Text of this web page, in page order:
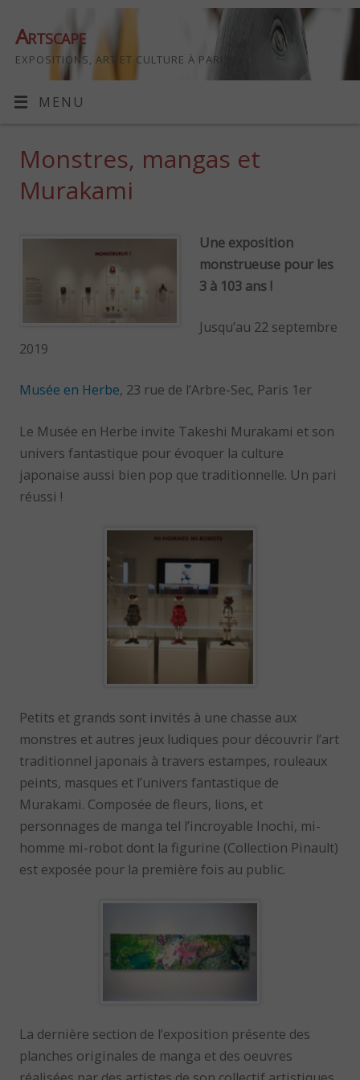
Artscape
EXPOSITIONS, ART ET CULTURE À PARIS
MENU
Monstres, mangas et
Murakami
Une exposition
monstrueuse pour les
3 à 103 ans !
Jusqu’au 22 septembre
2019
Musée en Herbe, 23 rue de l’Arbre-Sec, Paris 1er
Le Musée en Herbe invite Takeshi Murakami et son
univers fantastique pour évoquer la culture
japonaise aussi bien pop que traditionnelle. Un pari
réussi !
Petits et grands sont invités à une chasse aux
monstres et autres jeux ludiques pour découvrir l’art
traditionnel japonais à travers estampes, rouleaux
peints, masques et l’univers fantastique de
Murakami. Composée de fleurs, lions, et
personnages de manga tel l’incroyable Inochi, mi-
homme mi-robot dont la figurine (Collection Pinault)
est exposée pour la première fois au public.
La dernière section de l’exposition présente des
planches originales de manga et des oeuvres